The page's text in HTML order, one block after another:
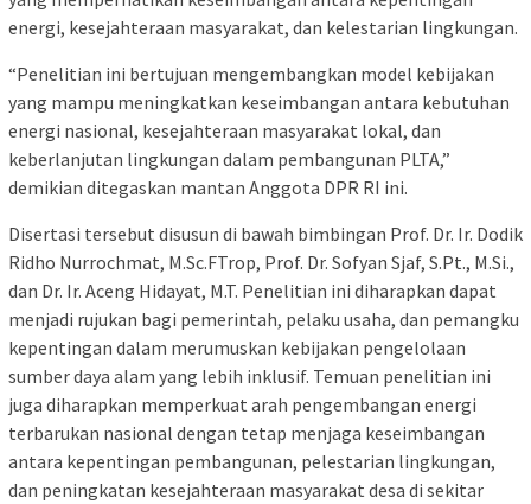
energi, kesejahteraan masyarakat, dan kelestarian lingkungan.
“Penelitian ini bertujuan mengembangkan model kebijakan
yang mampu meningkatkan keseimbangan antara kebutuhan
energi nasional, kesejahteraan masyarakat lokal, dan
keberlanjutan lingkungan dalam pembangunan PLTA,”
demikian ditegaskan mantan Anggota DPR RI ini.
Disertasi tersebut disusun di bawah bimbingan Prof. Dr. Ir. Dodik
Ridho Nurrochmat, M.Sc.FTrop, Prof. Dr. Sofyan Sjaf, S.Pt., M.Si.,
dan Dr. Ir. Aceng Hidayat, M.T. Penelitian ini diharapkan dapat
menjadi rujukan bagi pemerintah, pelaku usaha, dan pemangku
kepentingan dalam merumuskan kebijakan pengelolaan
sumber daya alam yang lebih inklusif. Temuan penelitian ini
juga diharapkan memperkuat arah pengembangan energi
terbarukan nasional dengan tetap menjaga keseimbangan
antara kepentingan pembangunan, pelestarian lingkungan,
dan peningkatan kesejahteraan masyarakat desa di sekitar